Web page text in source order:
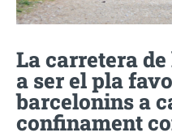
La carretera
a ser el pla
barcelonins a
confinament